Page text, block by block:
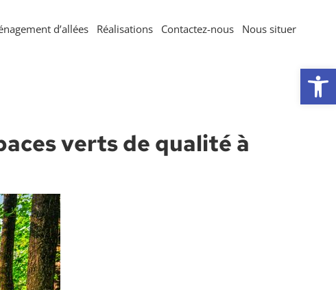
Ouvrir
d’allées Réalisations Contactez-nous Nous situer
verts de qualité à